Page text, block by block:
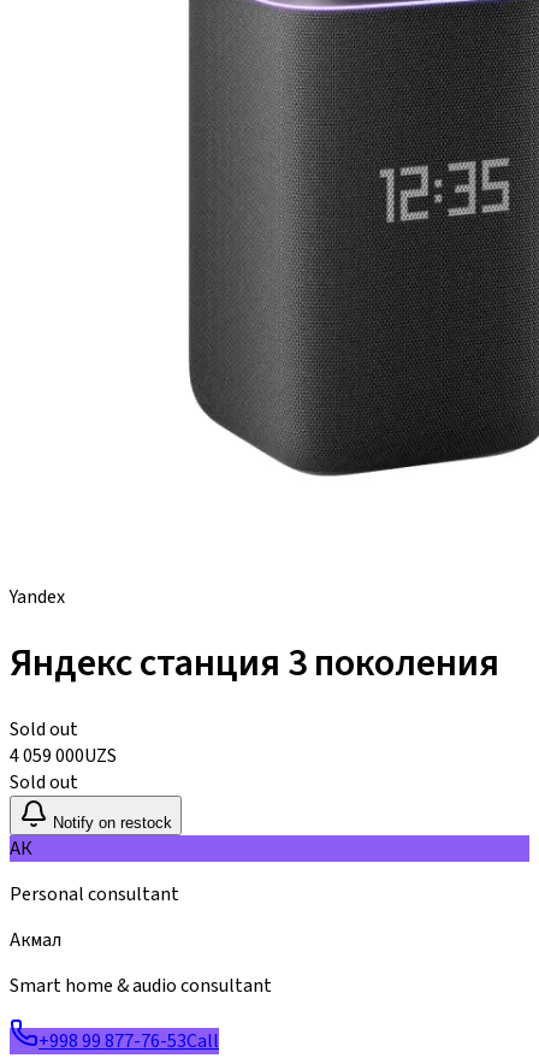
Yandex
Яндекс станция 3 поколения
Sold out
4 059 000UZS
Sold out
Notify on restock
АК
Personal consultant
Акмал
Smart home & audio consultant
+998 99 877-76-53Call